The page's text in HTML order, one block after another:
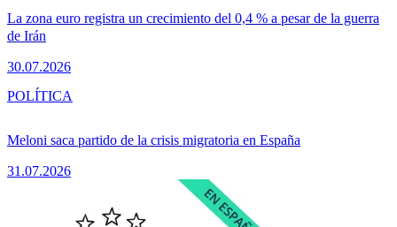
La zona euro registra un crecimiento del 0,4 % a pesar de la guerra
de Irán
30.07.2026
Meloni saca partido de la crisis migratoria en España
31.07.2026
POLÍTICA